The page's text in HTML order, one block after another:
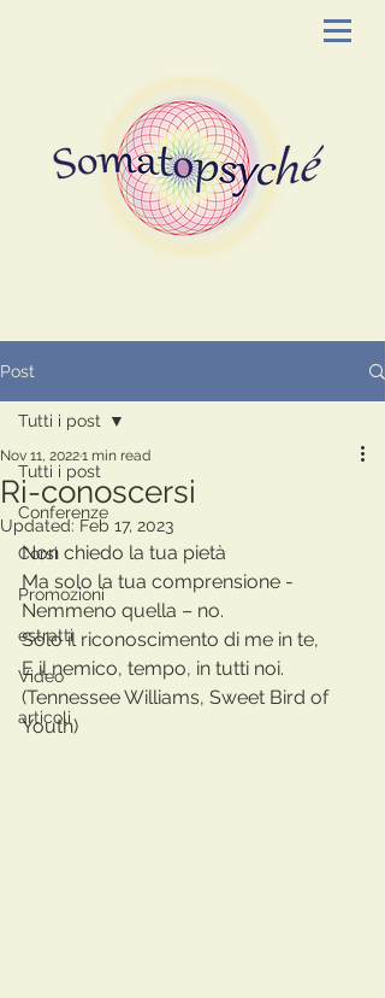
Post
Tutti i post
Conferenze
Corsi
Promozioni
estratti
Video
articoli
Tutti i post
Ri-conoscersi
Nov 11, 20221 min read
Updated: Feb 17, 2023
Non chiedo la tua pietà
Ma solo la tua comprensione -
Nemmeno quella – no.
Solo il riconoscimento di me in te,
E il nemico, tempo, in tutti noi.
(Tennessee Williams, Sweet Bird of
Youth)